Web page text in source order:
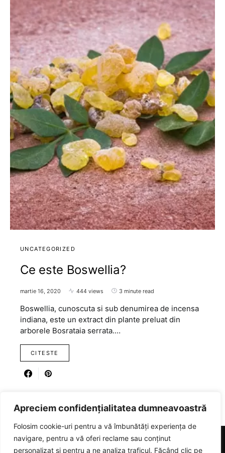
Apreciem confidențialitatea dumneavoastră
Folosim cookie-uri pentru a vă îmbunătăți experiența de
navigare, pentru a vă oferi reclame sau conținut
personalizat și pentru a ne analiza traficul. Făcând clic pe
UNCATEGORIZED
Ce este Boswellia?
martie 16, 2020 444 views 3 minute read
Boswellia, cunoscuta si sub denumirea de incensa
indiana, este un extract din plante preluat din
arborele Bosrataia serrata.…
CITESTE